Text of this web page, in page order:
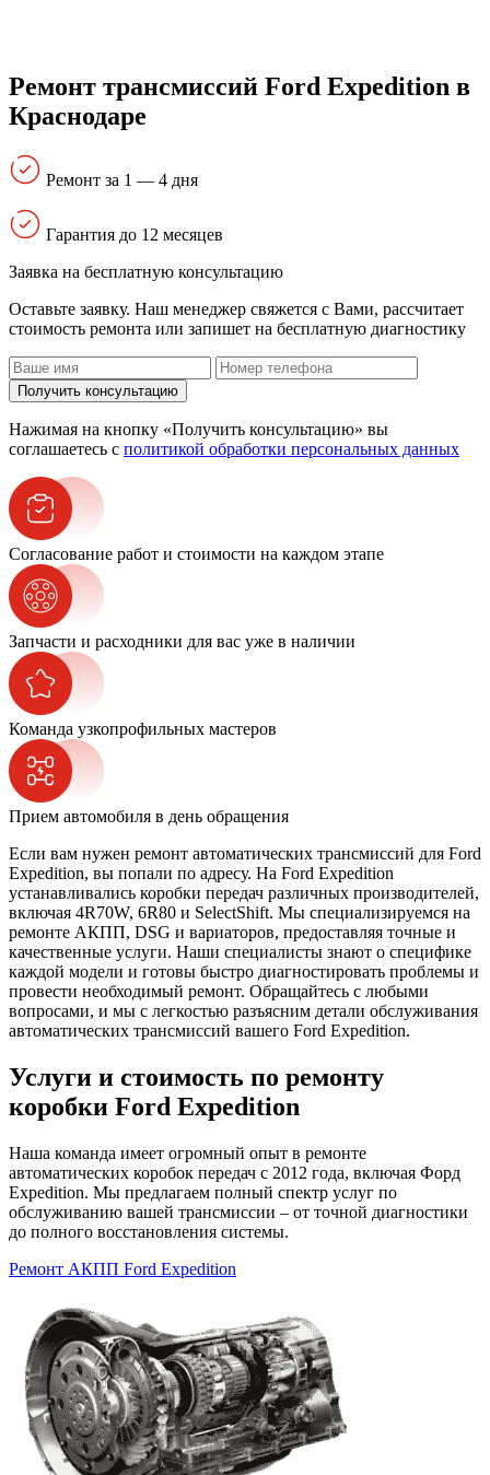
Ремонт трансмиссий Ford Expedition в
Краснодаре
Ремонт за 1 — 4 дня
Гарантия до 12 месяцев
Заявка на бесплатную консультацию
Оставьте заявку. Наш менеджер свяжется с Вами, расcчитает
стоимость ремонта или запишет на бесплатную диагностику
Получить консультацию
Нажимая на кнопку «Получить консультацию» вы
соглашаетесь с политикой обработки персональных данных
Согласование работ и стоимости на каждом этапе
Запчасти и расходники для вас уже в наличии
Команда узкопрофильных мастеров
Прием автомобиля в день обращения
Если вам нужен ремонт автоматических трансмиссий для Ford
Expedition, вы попали по адресу. На Ford Expedition
устанавливались коробки передач различных производителей,
включая 4R70W, 6R80 и SelectShift. Мы специализируемся на
ремонте АКПП, DSG и вариаторов, предоставляя точные и
качественные услуги. Наши специалисты знают о специфике
каждой модели и готовы быстро диагностировать проблемы и
провести необходимый ремонт. Обращайтесь с любыми
вопросами, и мы с легкостью разъясним детали обслуживания
автоматических трансмиссий вашего Ford Expedition.
Услуги и стоимость по ремонту
коробки Ford Expedition
Наша команда имеет огромный опыт в ремонте
автоматических коробок передач с 2012 года, включая Форд
Expedition. Мы предлагаем полный спектр услуг по
обслуживанию вашей трансмиссии – от точной диагностики
до полного восстановления системы.
Ремонт АКПП Ford Expedition